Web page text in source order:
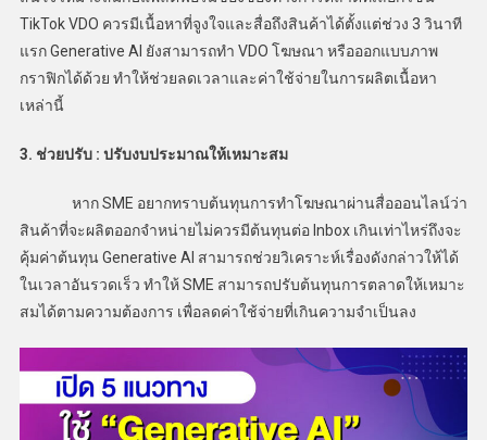
TikTok VDO ควรมีเนื้อหาที่จูงใจและสื่อถึงสินค้าได้ตั้งแต่ช่วง 3 วินาที
แรก Generative AI ยังสามารถทำ VDO โฆษณา หรือออกแบบภาพ
กราฟิกได้ด้วย ทำให้ช่วยลดเวลาและค่าใช้จ่ายในการผลิตเนื้อหา
เหล่านี้
3. ช่วยปรับ : ปรับงบประมาณให้เหมาะสม
หาก SME อยากทราบต้นทุนการทำโฆษณาผ่านสื่อออนไลน์ว่า
สินค้าที่จะผลิตออกจำหน่ายไม่ควรมีต้นทุนต่อ Inbox เกินเท่าไหร่ถึงจะ
คุ้มค่าต้นทุน Generative AI สามารถช่วยวิเคราะห์เรื่องดังกล่าวให้ได้
ในเวลาอันรวดเร็ว ทำให้ SME สามารถปรับต้นทุนการตลาดให้เหมาะ
สมได้ตามความต้องการ เพื่อลดค่าใช้จ่ายที่เกินความจำเป็นลง